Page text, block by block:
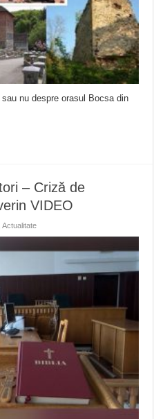
nu despre orasul Bocsa din
– Criză de
VIDEO
,Actualitate